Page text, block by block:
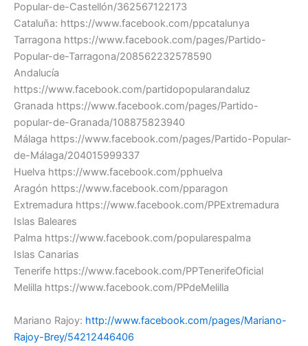
Popular-de-Castellón/362567122173
Cataluña: https://www.facebook.com/ppcatalunya
Tarragona https://www.facebook.com/pages/Partido-
Popular-de-Tarragona/208562232578590
Andalucía
https://www.facebook.com/partidopopularandaluz
Granada https://www.facebook.com/pages/Partido-
popular-de-Granada/108875823940
Málaga https://www.facebook.com/pages/Partido-Popular-
de-Málaga/204015999337
Huelva https://www.facebook.com/pphuelva
Aragón https://www.facebook.com/pparagon
Extremadura https://www.facebook.com/PPExtremadura
Islas Baleares
Palma https://www.facebook.com/popularespalma
Islas Canarias
Tenerife https://www.facebook.com/PPTenerifeOficial
Melilla https://www.facebook.com/PPdeMelilla
Mariano Rajoy: http://www.facebook.com/pages/Mariano-
Rajoy-Brey/54212446406